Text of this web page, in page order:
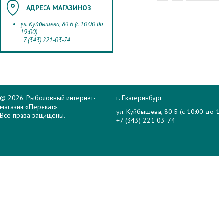
АДРЕСА МАГАЗИНОВ
ул. Куйбышева, 80 Б (с 10:00 до
19:00)
+7 (343) 221-03-74
© 2026. Рыболовный интернет-
магазин «Перекат».
Все права защищены.
г. Екатеринбург
ул. Куйбышева, 80 Б (с 10:00 до
+7 (343) 221-03-74